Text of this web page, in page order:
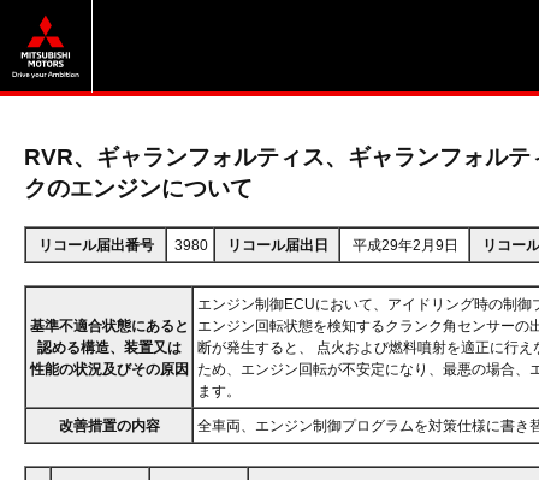
RVR、ギャランフォルティス、ギャランフォル
クのエンジンについて
リコール届出番号 3980 リコール届出日 平成29年2月9日 リコー
基準不適合状態にあると
認める構造、装置又は
性能の状況及びその原因
エンジン制御ECUにおいて、アイドリング時の制御
エンジン回転状態を検知するクランク角センサーの
断が発生すると、 点火および燃料噴射を適正に行
ため、エンジン回転が不安定になり、最悪の場合、
ます。
改善措置の内容 全車両、エンジン制御プログラムを対策仕様に書き